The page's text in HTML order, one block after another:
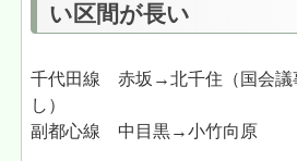
い区間が長い
千代田線 赤坂→北千住（国会議
し）
副都心線 中目黒→小竹向原